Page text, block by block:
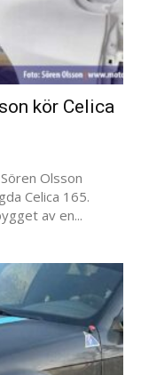
kör Celica
Olsson
Celica 165.
av en...